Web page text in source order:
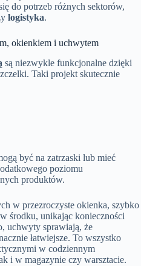
do potrzeb różnych sektorów,
logistyka.
okienkiem i uchwytem
są niezwykle funkcjonalne dzięki
Taki projekt skutecznie
być na zatrzaski lub mieć
poziomu
produktów.
w przezroczyste okienka, szybko
środku, unikając konieczności
uchwyty sprawiają, że
łatwiejsze. To wszystko
w codziennym
i w magazynie czy warsztacie.